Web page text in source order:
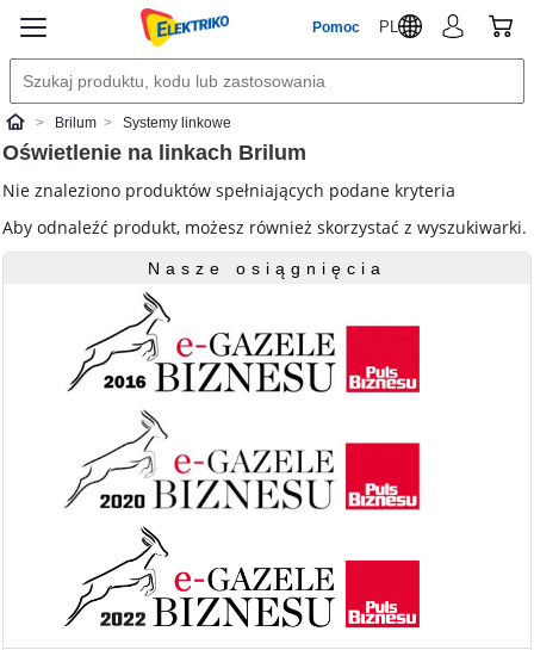
Pomoc PL
ElektrikoBrilum Systemy linkowe
Oświetlenie na linkach Brilum
Nie znaleziono produktów spełniających podane kryteria
Aby odnaleźć produkt, możesz również skorzystać z wyszukiwarki.
Nasze osiągnięcia